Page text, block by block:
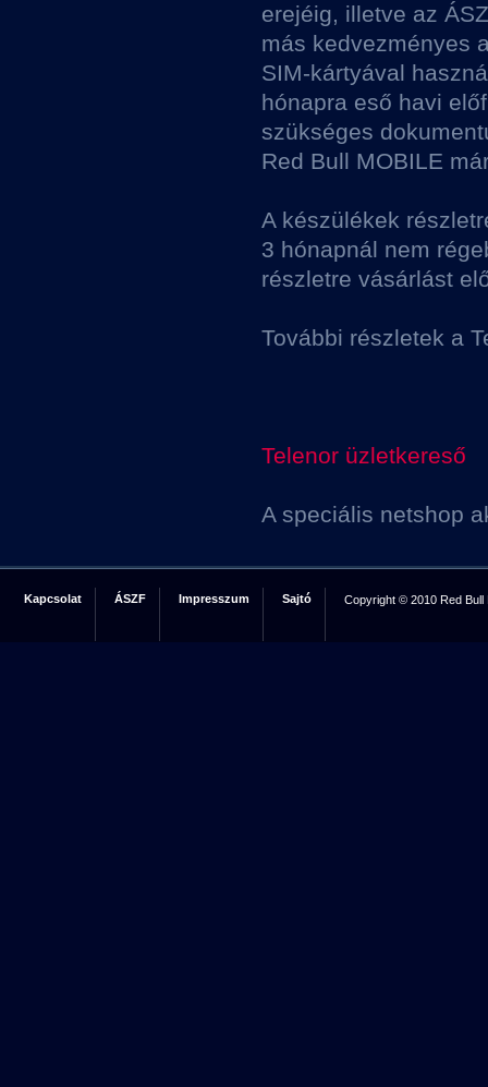
erejéig, illetve az
más kedvezményes
SIM-kártyával
hónapra eső havi
szükséges
Red Bull MOBILE
A készülékek
3 hónapnál nem
részletre vásárlást
További részletek a
Telenor üzletkereső
A speciális netshop
Kapcsolat ÁSZF Impresszum Sajtó Copyright © 2010 Red Bull